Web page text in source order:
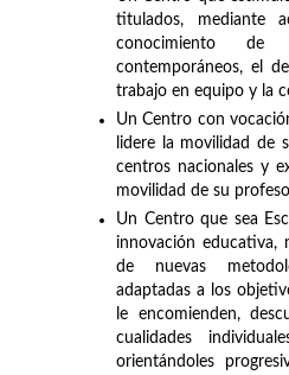
titulados, mediante
conocimiento de
contemporáneos, el
trabajo en equipo y la
Un Centro con
lidere la movilidad de
centros nacionales y
movilidad de su
Un Centro que sea
innovación educativa,
de nuevas
adaptadas a los
le encomienden,
cualidades
orientándoles